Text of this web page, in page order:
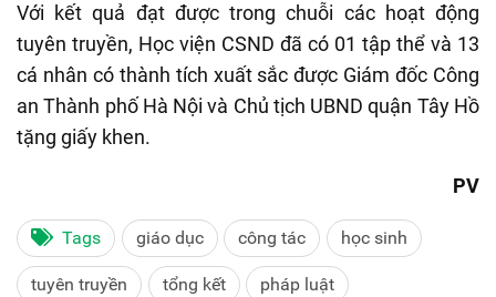
Với kết quả đạt được trong chuỗi các hoạt động
tuyên truyền, Học viện CSND đã có 01 tập thể và 13
cá nhân có thành tích xuất sắc được Giám đốc Công
an Thành phố Hà Nội và Chủ tịch UBND quận Tây Hồ
tặng giấy khen.
PV
Tags giáo dục công tác học sinh
tuyên truyền tổng kết pháp luật